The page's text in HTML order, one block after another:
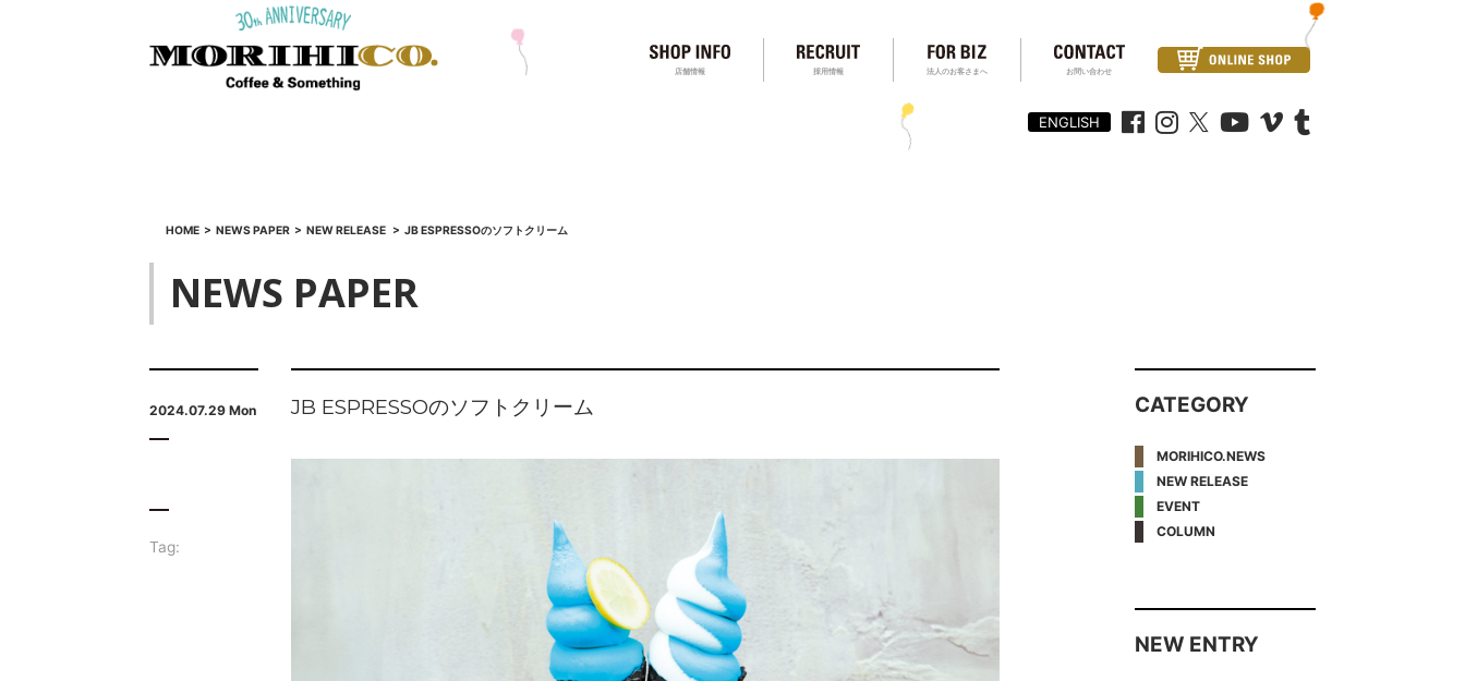
店舗情報 採用情報 法人のお客さまへ お問い合わせ
ENGLISH
HOME > NEWS PAPER > NEW RELEASE > JB ESPRESSOのソフトクリーム
NEWS PAPER
2024.07.29 Mon
Tag:
JB ESPRESSOのソフトクリーム CATEGORY
MORIHICO.NEWS
NEW RELEASE
EVENT
COLUMN
NEW ENTRY